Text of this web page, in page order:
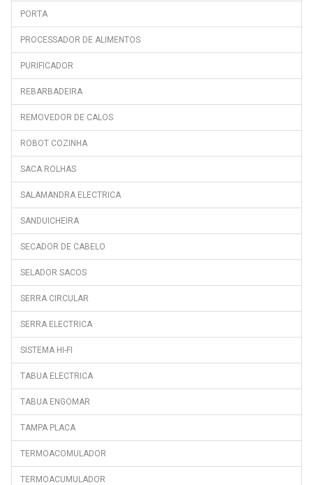
PORTA
PROCESSADOR DE ALIMENTOS
PURIFICADOR
REBARBADEIRA
REMOVEDOR DE CALOS
ROBOT COZINHA
SACA ROLHAS
SALAMANDRA ELECTRICA
SANDUICHEIRA
SECADOR DE CABELO
SELADOR SACOS
SERRA CIRCULAR
SERRA ELECTRICA
SISTEMA HI-FI
TABUA ELECTRICA
TABUA ENGOMAR
TAMPA PLACA
TERMOACOMULADOR
TERMOACUMULADOR